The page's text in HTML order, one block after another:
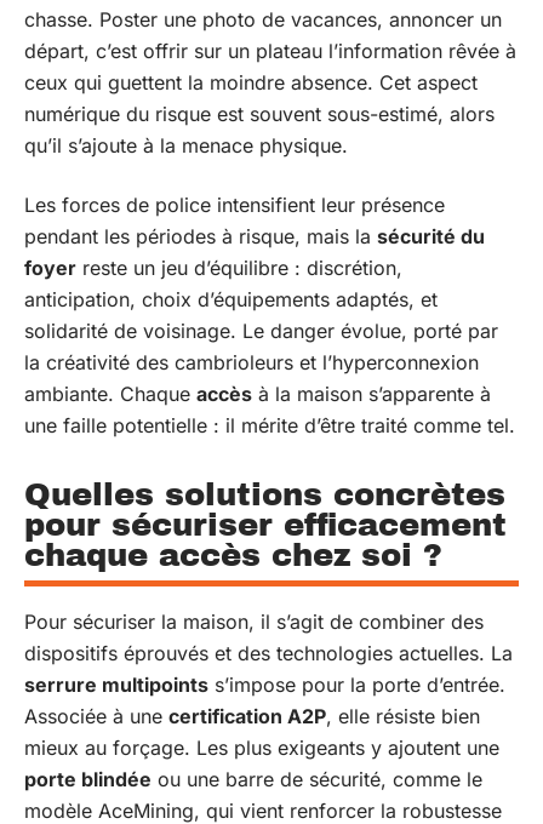
chasse. Poster une photo de vacances, annoncer un
départ, c’est offrir sur un plateau l’information rêvée à
ceux qui guettent la moindre absence. Cet aspect
numérique du risque est souvent sous-estimé, alors
qu’il s’ajoute à la menace physique.
Les forces de police intensifient leur présence
pendant les périodes à risque, mais la sécurité du
foyer reste un jeu d’équilibre : discrétion,
anticipation, choix d’équipements adaptés, et
solidarité de voisinage. Le danger évolue, porté par
la créativité des cambrioleurs et l’hyperconnexion
ambiante. Chaque accès à la maison s’apparente à
une faille potentielle : il mérite d’être traité comme tel.
Quelles solutions concrètes
pour sécuriser efficacement
chaque accès chez soi ?
Pour sécuriser la maison, il s’agit de combiner des
dispositifs éprouvés et des technologies actuelles. La
serrure multipoints s’impose pour la porte d’entrée.
Associée à une certification A2P, elle résiste bien
mieux au forçage. Les plus exigeants y ajoutent une
porte blindée ou une barre de sécurité, comme le
modèle AceMining, qui vient renforcer la robustesse